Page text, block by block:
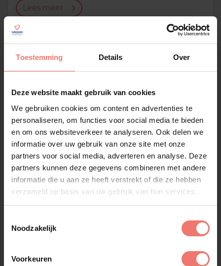
Toestemming Details Over
Deze website maakt gebruik van cookies
We gebruiken cookies om content en advertenties te
personaliseren, om functies voor social media te bieden
en om ons websiteverkeer te analyseren. Ook delen we
informatie over uw gebruik van onze site met onze
partners voor social media, adverteren en analyse. Deze
partners kunnen deze gegevens combineren met andere
informatie die u aan ze heeft verstrekt of die ze hebben
verzameld op basis van uw gebruik van hun services.
Noodzakelijk
Voorkeuren
Lees meer
La Fuente